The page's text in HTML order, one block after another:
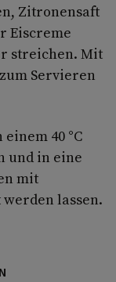
Zitronensaft
Eiscreme
streichen. Mit
Servieren
40 °C
und in eine
mit
lassen.